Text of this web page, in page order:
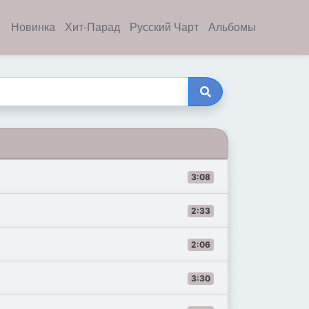
Новинка Хит-Парад Русский Чарт Альбомы
3:08
2:33
2:06
3:30